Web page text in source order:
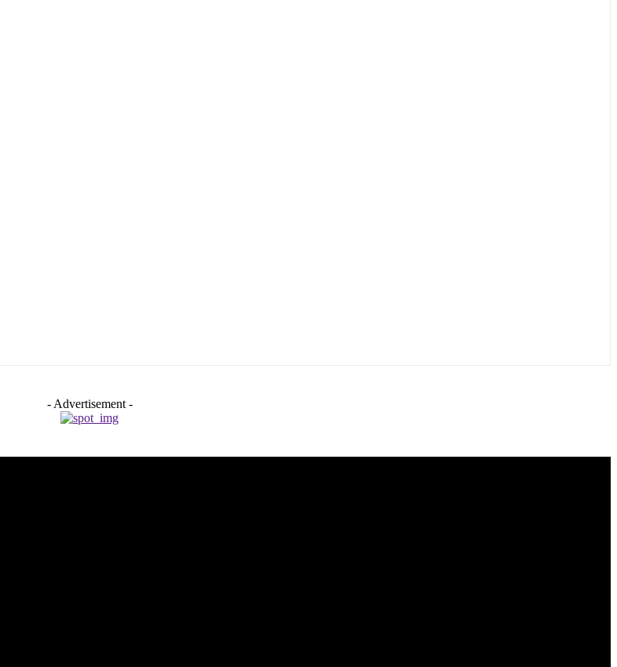
- Advertisement -